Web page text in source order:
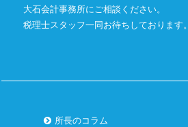
大石会計事務所にご相談ください。
税理士スタッフ一同お待ちしております。
所長のコラム